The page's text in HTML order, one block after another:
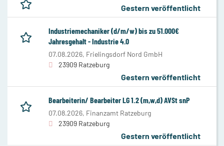
Gestern veröffentlicht
Industriemechaniker (d/m/w) bis zu 51.000€
Jahresgehalt - Industrie 4.0
07.08.2026, Frielingsdorf Nord GmbH
23909 Ratzeburg
Gestern veröffentlicht
Bearbeiterin/ Bearbeiter LG 1.2 (m,w,d) AVSt snP
07.08.2026, Finanzamt Ratzeburg
23909 Ratzeburg
Gestern veröffentlicht